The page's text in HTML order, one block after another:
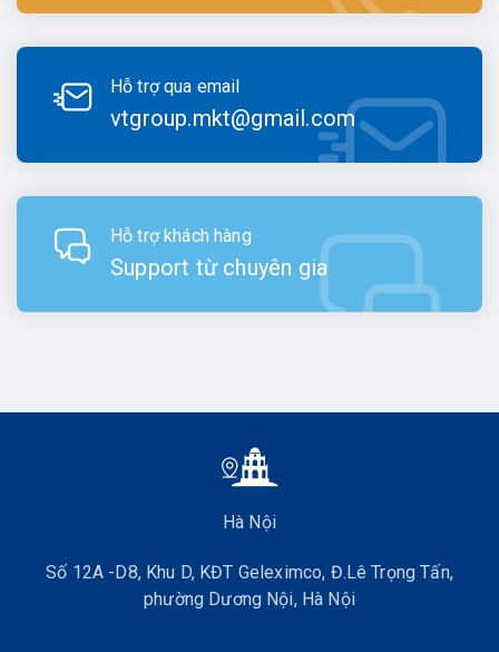
Hỗ trợ qua email
vtgroup.mkt@gmail.com
Hỗ trợ khách hàng
Support từ chuyên gia
Hà Nội
Số 12A -D8, Khu D, KĐT Geleximco, Đ.Lê Trọng Tấn,
phường Dương Nội, Hà Nội